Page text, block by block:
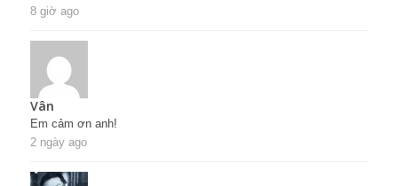
8 giờ ago
Vân
Em cảm ơn anh!
2 ngày ago